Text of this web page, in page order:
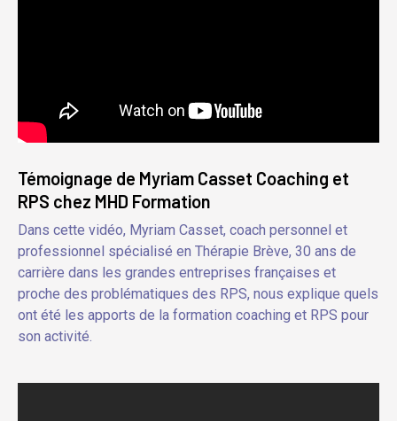
Témoignage de Myriam Casset Coaching et
RPS chez MHD Formation
Dans cette vidéo, Myriam Casset, coach personnel et
professionnel spécialisé en Thérapie Brève, 30 ans de
carrière dans les grandes entreprises françaises et
proche des problématiques des RPS, nous explique quels
ont été les apports de la formation coaching et RPS pour
son activité.